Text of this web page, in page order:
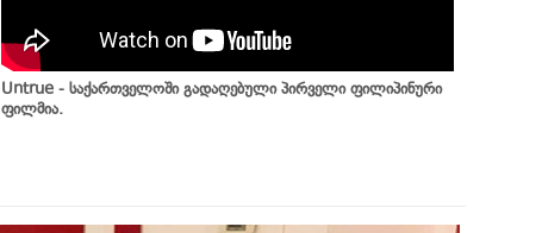
Untrue - საქართველოში გადაღებული პირველი ფილიპინური
ფილმია.